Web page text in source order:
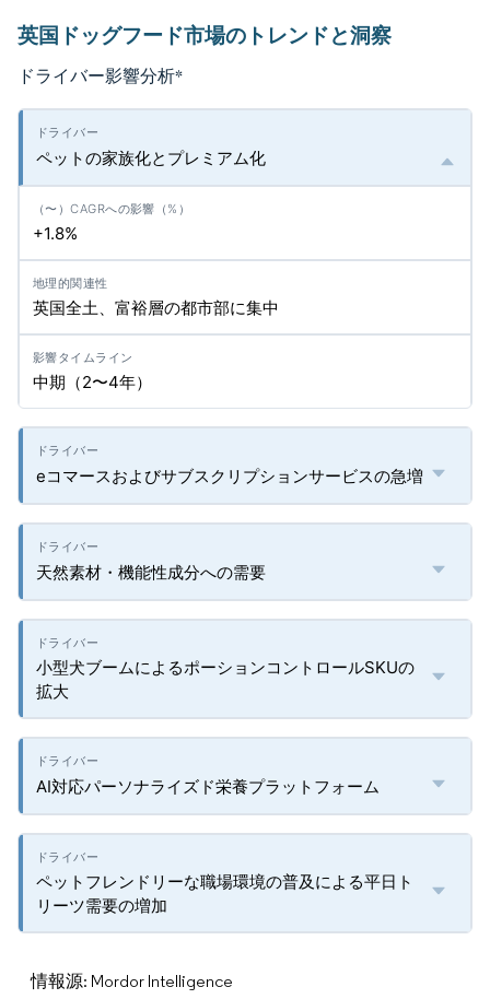
英国ドッグフード市場のトレンドと洞察
ドライバー影響分析*
ペットの家族化とプレミアム化
+1.8%
英国全土、富裕層の都市部に集中
中期（2〜4年）
eコマースおよびサブスクリプションサービスの急増
天然素材・機能性成分への需要
小型犬ブームによるポーションコントロールSKUの
拡大
AI対応パーソナライズド栄養プラットフォーム
ペットフレンドリーな職場環境の普及による平日ト
リーツ需要の増加
情報源: Mordor Intelligence